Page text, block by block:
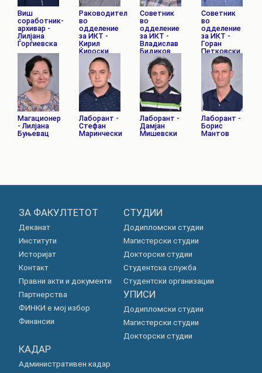
Виш
соработник-
архивар -
Лилјана
Ѓорѓиевска
Раководител
во
одделение
за ИКТ -
Кирил
Ќироски
Советник
во
одделение
за ИКТ -
Владислав
Бидиков
Советник
во
одделение
за ИКТ -
Горан
Петковски
Магационер
- Лилјана
Буњевац
Лаборант -
Стефан
Маринчески
Лаборант -
Дамјан
Мишевски
Лаборант -
Борис
Мантов
ЗА ФАКУЛТЕТОТ
Деканат
Институти
Историјат
Контакт
Правни акти и документи
Партнерства
ФИНКИ е мој избор
Финансии
СТУДИИ
Додипломски студии
Магистерски студии
Докторски студии
Студентска служба
Студентски организации
УПИСИ
Додипломски студии
Магистерски студии
Докторски студии
КАДАР
Административен кадар